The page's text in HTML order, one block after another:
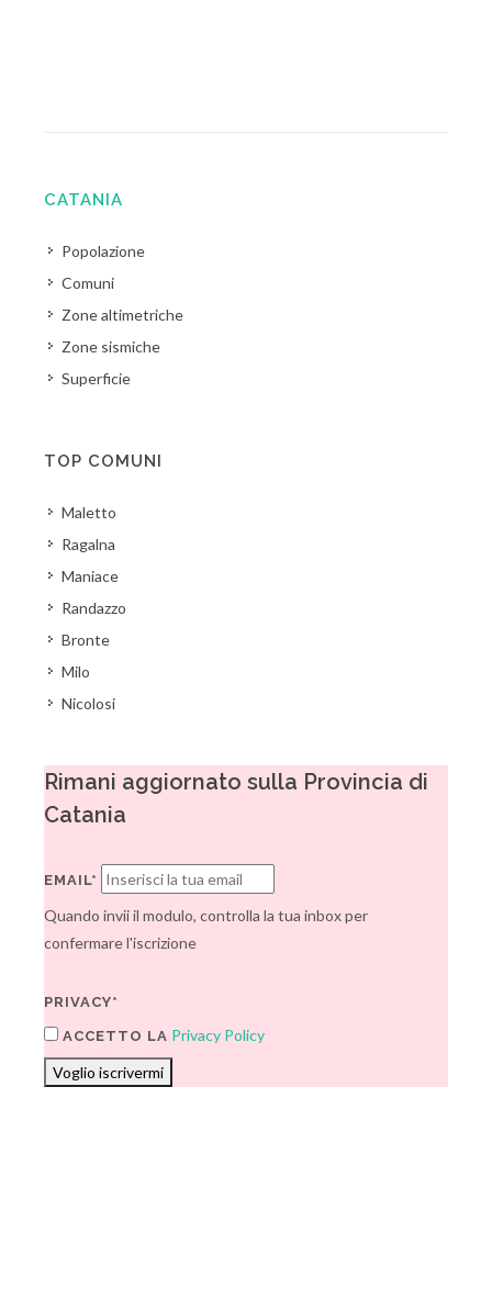
CATANIA
Popolazione
Comuni
Zone altimetriche
Zone sismiche
Superficie
TOP COMUNI
Maletto
Ragalna
Maniace
Randazzo
Bronte
Milo
Nicolosi
Rimani aggiornato sulla Provincia di
Catania
EMAIL*
Quando invii il modulo, controlla la tua inbox per
confermare l'iscrizione
PRIVACY*
ACCETTO LA Privacy Policy
Voglio iscrivermi